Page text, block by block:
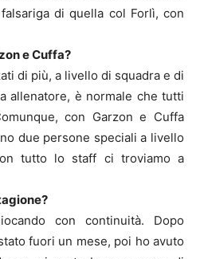
di quella col Forlì, con
e Cuffa?
di più, a livello di squadra e di
allenatore, è normale che tutti
con Garzon e Cuffa
due persone speciali a livello
tutto lo staff ci troviamo a
con continuità. Dopo
fuori un mese, poi ho avuto